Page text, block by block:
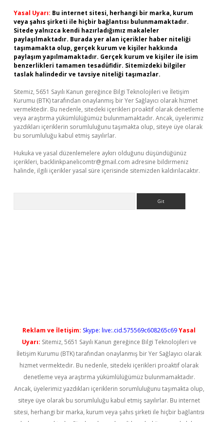
Yasal Uyarı: Bu internet sitesi, herhangi bir marka, kurum
veya şahıs şirketi ile hiçbir bağlantısı bulunmamaktadır.
Sitede yalnızca kendi hazırladığımız makaleler
paylaşılmaktadır. Burada yer alan içerikler haber niteliği
taşımamakta olup, gerçek kurum ve kişiler hakkında
paylaşım yapılmamaktadır. Gerçek kurum ve kişiler ile isim
benzerlikleri tamamen tesadüfidir. Sitemizdeki bilgiler
taslak halindedir ve tavsiye niteliği taşımazlar.
Sitemiz, 5651 Sayılı Kanun gereğince Bilgi Teknolojileri ve İletişim
Kurumu (BTK) tarafından onaylanmış bir Yer Sağlayıcı olarak hizmet
vermektedir. Bu nedenle, sitedeki içerikleri proaktif olarak denetleme
veya araştırma yükümlülüğümüz bulunmamaktadır. Ancak, üyelerimiz
yazdıkları içeriklerin sorumluluğunu taşımakta olup, siteye üye olarak
bu sorumluluğu kabul etmiş sayılırlar.
Hukuka ve yasal düzenlemelere aykırı olduğunu düşündüğünüz
içerikleri, backlinkpanelicomtr@gmail.com adresine bildirmeniz
halinde, ilgili içerikler yasal süre içerisinde sitemizden kaldırılacaktır.
Reklam ve İletişim: Skype: live:.cid.575569c608265c69Yasal
Uyarı: Sitemiz, 5651 Sayılı Kanun gereğince Bilgi Teknolojileri ve
İletişim Kurumu (BTK) tarafından onaylanmış bir Yer Sağlayıcı olarak
hizmet vermektedir. Bu nedenle, sitedeki içerikleri proaktif olarak
denetleme veya araştırma yükümlülüğümüz bulunmamaktadır.
Ancak, üyelerimiz yazdıkları içeriklerin sorumluluğunu taşımakta olup,
siteye üye olarak bu sorumluluğu kabul etmiş sayılırlar. Bu internet
sitesi, herhangi bir marka, kurum veya şahıs şirketi ile hiçbir bağlantısı